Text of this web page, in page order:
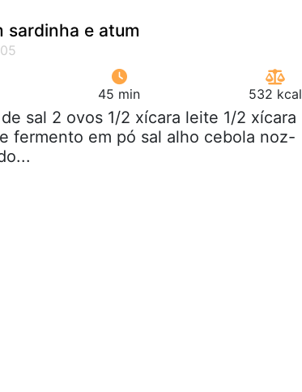
sardinha e atum
45 min 532 kcal
sal 2 ovos 1/2 xícara leite 1/2 xícara
fermento em pó sal alho cebola noz-